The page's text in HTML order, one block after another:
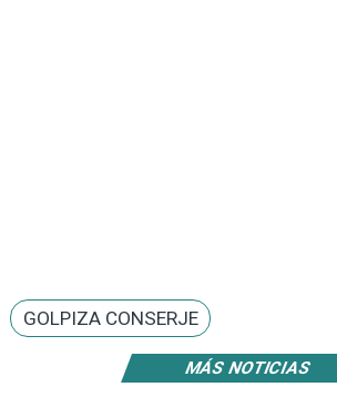
MÁS NOTICIAS
GOLPIZA CONSERJE